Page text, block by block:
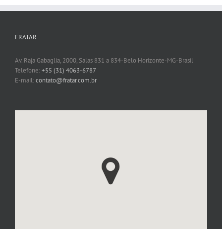
FRATAR
Av. Raja Gabaglia, 2000, Salas 831 a 834-Belo Horizonte-MG-Brasil
Telefone:+55 (31) 4063-6787
E-mail:contato@fratar.com.br